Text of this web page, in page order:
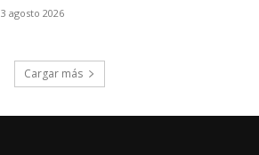
3 agosto 2026
Cargar más